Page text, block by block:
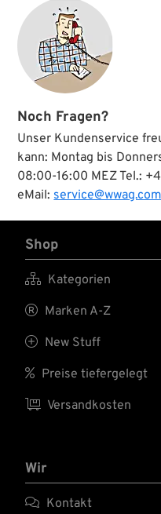
Noch Fragen?
Unser Kundenservice
kann: Montag bis
08:00-16:00 MEZ Tel.:
eMail:
Shop
 Kategorien
 Marken A-Z
 New Stuff
 Preise tiefergelegt
 Versandkosten
Wir
 Kontakt